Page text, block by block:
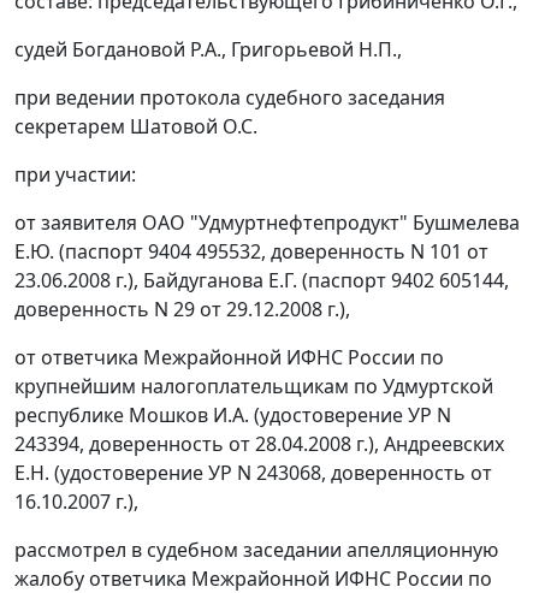
судей Богдановой Р.А., Григорьевой Н.П.,
при ведении протокола судебного заседания
секретарем Шатовой О.С.
при участии:
от заявителя ОАО "Удмуртнефтепродукт" Бушмелева
Е.Ю. (паспорт 9404 495532, доверенность N 101 от
23.06.2008 г.), Байдуганова Е.Г. (паспорт 9402 605144,
доверенность N 29 от 29.12.2008 г.),
от ответчика Межрайонной ИФНС России по
крупнейшим налогоплательщикам по Удмуртской
республике Мошков И.А. (удостоверение УР N
243394, доверенность от 28.04.2008 г.), Андреевских
Е.Н. (удостоверение УР N 243068, доверенность от
16.10.2007 г.),
рассмотрел в судебном заседании апелляционную
жалобу ответчика Межрайонной ИФНС России по